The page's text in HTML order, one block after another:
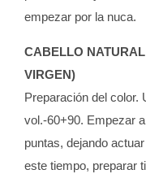
empezar por la nuca.
CABELLO
VIRGEN)
Preparación del color.
vol.-60+90. Empezar
puntas, dejando
este tiempo, preparar